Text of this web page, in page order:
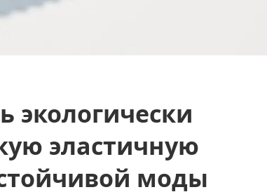
экологически
эластичную
моды